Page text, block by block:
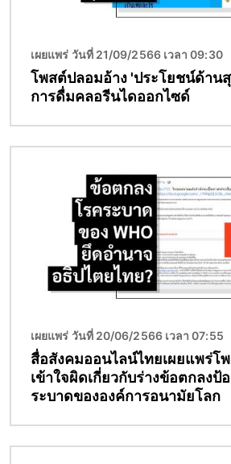
เผยแพร่ วันที่ 21/09/2566 เวลา 09:30
โพสต์ปลอมอ้าง 'ประโยชน์ด้าน
การดื่มคลอรีนไดออกไซด์
เผยแพร่ วันที่ 20/06/2566 เวลา 07:55
สื่อสังคมออนไลน์ไทยเผยแพร่โ
เข้าใจผิดเกี่ยวกับร่างข้อตกลงป้
ระบาดขององค์การอนามัยโลก